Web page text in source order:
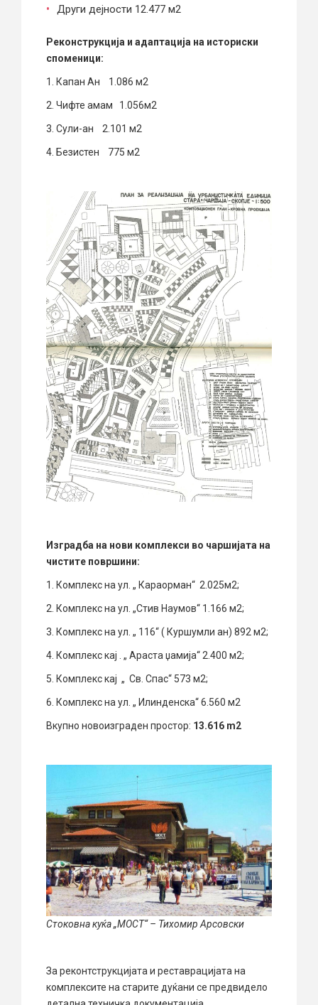
Други дејности 12.477 м2
Реконструкција и адаптација на историски
споменици:
1. Капан Ан 1.086 м2
2. Чифте амам 1.056м2
3. Сули-ан 2.101 м2
4. Безистен 775 м2
Изградба на нови комплекси во чаршијата на
чистите површини:
1. Комплекс на ул. „ Караорман“ 2.025м2;
2. Комплекс на ул. „Стив Наумов“ 1.166 м2;
3. Комплекс на ул. „ 116“ ( Куршумли ан) 892 м2;
4. Комплекс кај . „ Араста џамија“ 2.400 м2;
5. Комплекс кај „ Св. Спас“ 573 м2;
6. Комплекс на ул. „ Илинденска“ 6.560 м2
Вкупно новоизграден простор: 13.616 m2
Стоковна куќа „МОСТ“ – Тихомир Арсовски
За реконтструкцијата и реставрацијата на
комплексите на старите дуќани се предвидело